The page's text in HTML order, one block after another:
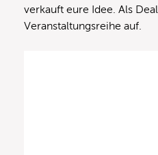
verkauft eure Idee. Als
Veranstaltungsreihe auf.